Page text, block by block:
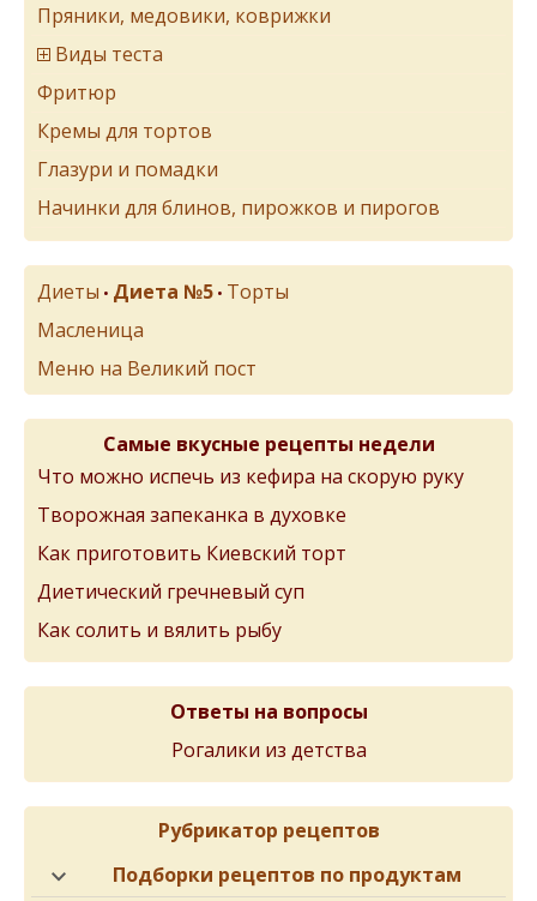
Пряники, медовики, коврижки
Виды теста
Фритюр
Кремы для тортов
Глазури и помадки
Начинки для блинов, пирожков и пирогов
Диеты • Диета №5 • Торты
Масленица
Меню на Великий пост
Самые вкусные рецепты недели
Что можно испечь из кефира на скорую руку
Творожная запеканка в духовке
Как приготовить Киевский торт
Диетический гречневый суп
Как солить и вялить рыбу
Ответы на вопросы
Рогалики из детства
Рубрикатор рецептов
Подборки рецептов по продуктам